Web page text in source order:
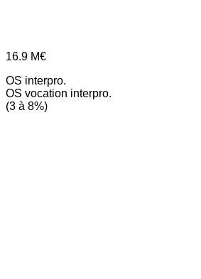
16.9 M€
OS interpro.
OS vocation interpro.
(3 à 8%)